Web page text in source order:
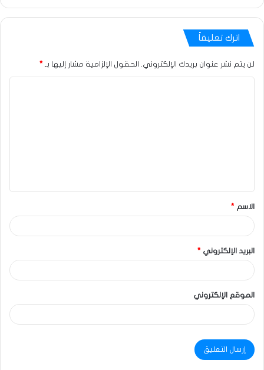
اترك تعليقاً
لن يتم نشر عنوان بريدك الإلكتروني. الحقول الإلزامية مشار إليها بـ *
الاسم *
البريد الإلكتروني *
الموقع الإلكتروني